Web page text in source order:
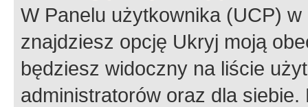
W Panelu użytkownika (UCP) w
znajdziesz opcję Ukryj moją
będziesz widoczny na liście
administratorów oraz dla